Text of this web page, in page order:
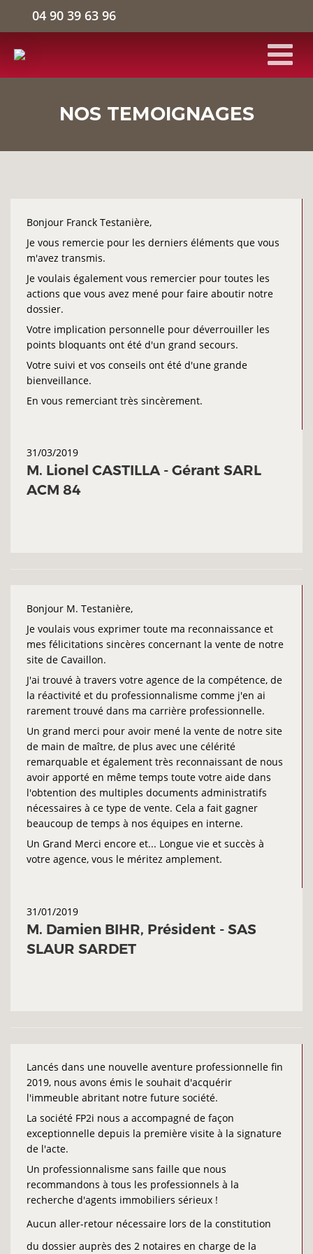
04 90 39 63 96
BUREAUX
L'ENTREPRISE
FLASH INFOS
CONTACT
NOS TEMOIGNAGES
Bonjour Franck Testanière,
Je vous remercie pour les derniers éléments que vous
m'avez transmis.
Je voulais également vous remercier pour toutes les
actions que vous avez mené pour faire aboutir notre
dossier.
Votre implication personnelle pour déverrouiller les
points bloquants ont été d'un grand secours.
Votre suivi et vos conseils ont été d'une grande
bienveillance.
En vous remerciant très sincèrement.
31/03/2019
M. Lionel CASTILLA - Gérant SARL
ACM 84
Bonjour M. Testanière,
Je voulais vous exprimer toute ma reconnaissance et
mes félicitations sincères concernant la vente de notre
site de Cavaillon.
J'ai trouvé à travers votre agence de la compétence, de
la réactivité et du professionnalisme comme j'en ai
rarement trouvé dans ma carrière professionnelle.
Un grand merci pour avoir mené la vente de notre site
de main de maître, de plus avec une célérité
remarquable et également très reconnaissant de nous
avoir apporté en même temps toute votre aide dans
l'obtention des multiples documents administratifs
nécessaires à ce type de vente. Cela a fait gagner
beaucoup de temps à nos équipes en interne.
Un Grand Merci encore et... Longue vie et succès à
votre agence, vous le méritez amplement.
31/01/2019
M. Damien BIHR, Président - SAS
SLAUR SARDET
Lancés dans une nouvelle aventure professionnelle fin
2019, nous avons émis le souhait d'acquérir
l'immeuble abritant notre future société.
La société FP2i nous a accompagné de façon
exceptionnelle depuis la première visite à la signature
de l'acte.
Un professionnalisme sans faille que nous
recommandons à tous les professionnels à la
recherche d'agents immobiliers sérieux !
Aucun aller-retour nécessaire lors de la constitution
du dossier auprès des 2 notaires en charge de la